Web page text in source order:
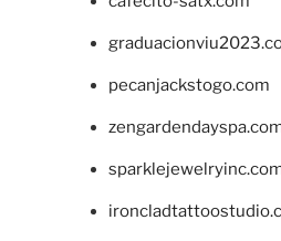
pecanjackstogo.com